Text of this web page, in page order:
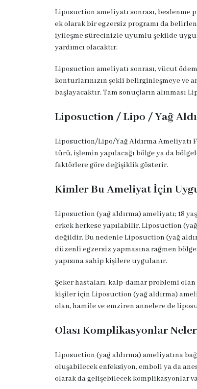
Liposuction ameliyatı sonrası, beslenme
ek olarak bir egzersiz programı da
iyileşme sürecinizle uyumlu şekilde
yardımcı olacaktır.
Liposuction ameliyatı sonrası, vücut
konturlarınızın şekli belirginleşmeye ve
başlayacaktır. Tam sonuçların alınması
Liposuction / Lipo / Yağ
Liposuction/Lipo/Yağ Aldırma Ameliyatı
türü, işlemin yapılacağı bölge ya da
faktörlere göre değişiklik gösterir.
Kimler Bu Ameliyat İçin
Liposuction (yağ aldırma) ameliyatı; 18
erkek herkese yapılabilir. Liposuction
değildir. Bu nedenle Liposuction (yağ
düzenli egzersiz yapmasına rağmen
yapısına sahip kişilere uygulanır.
Şeker hastaları, kalp-damar problemi
kişiler için Liposuction (yağ aldırma)
olan, hamile ve emziren annelere de
Olası Komplikasyonlar
Liposuction (yağ aldırma) ameliyatına
oluşabilecek enfeksiyon, emboli ya da
olarak da gelişebilecek komplikasyonlar